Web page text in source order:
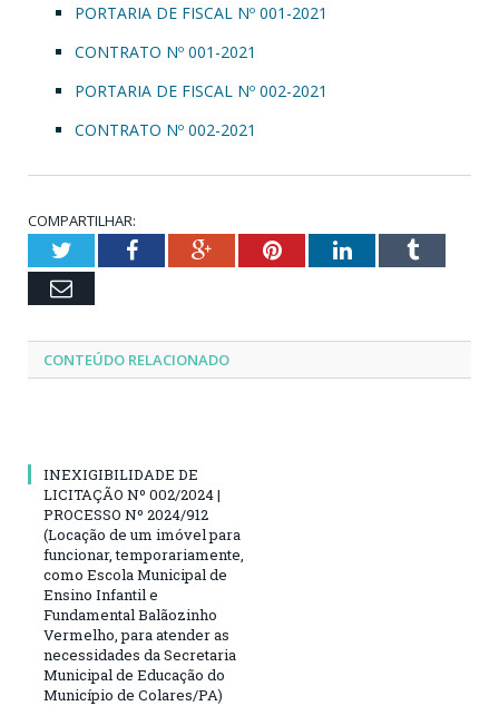
PORTARIA DE FISCAL Nº 001-2021
CONTRATO Nº 001-2021
PORTARIA DE FISCAL Nº 002-2021
CONTRATO Nº 002-2021
COMPARTILHAR:
TwitterFacebookGoogle+PinterestLinkedInTumblr
Email
CONTEÚDO RELACIONADO
INEXIGIBILIDADE DE
LICITAÇÃO Nº 002/2024 |
PROCESSO Nº 2024/912
(Locação de um imóvel para
funcionar, temporariamente,
como Escola Municipal de
Ensino Infantil e
Fundamental Balãozinho
Vermelho, para atender as
necessidades da Secretaria
Municipal de Educação do
Município de Colares/PA)